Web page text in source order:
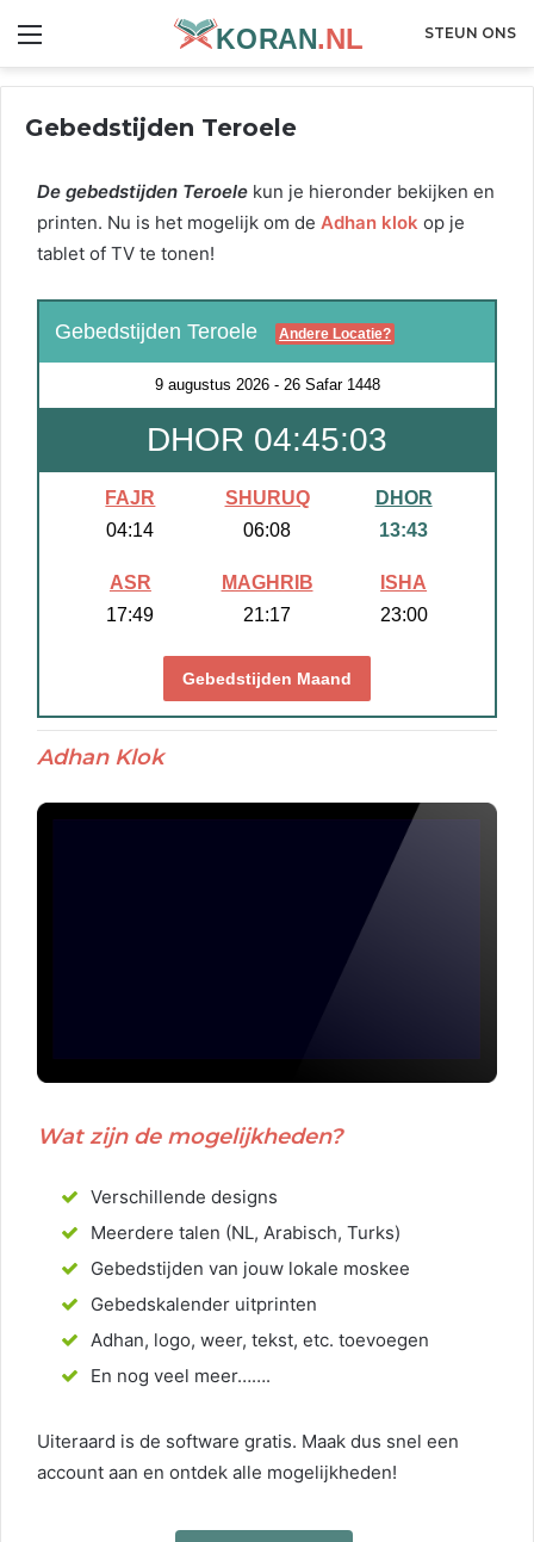
STEUN ONS
Gebedstijden Teroele
De gebedstijden Teroele kun je hieronder bekijken en
printen. Nu is het mogelijk om de Adhan klok op je
tablet of TV te tonen!
Gebedstijden Teroele Andere Locatie?
9 augustus 2026- 26 Safar 1448
DHOR 04:45:03
FAJR
04:14
SHURUQ
06:08
DHOR
13:43
ASR
17:49
MAGHRIB
21:17
ISHA
23:00
Gebedstijden Maand
Adhan Klok
Wat zijn de mogelijkheden?
Verschillende designs
Meerdere talen (NL, Arabisch, Turks)
Gebedstijden van jouw lokale moskee
Gebedskalender uitprinten
Adhan, logo, weer, tekst, etc. toevoegen
En nog veel meer…….
Uiteraard is de software gratis. Maak dus snel een
account aan en ontdek alle mogelijkheden!